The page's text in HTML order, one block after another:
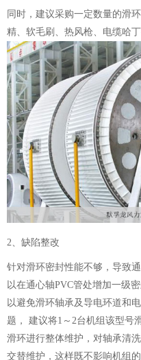
同时，建议采购一定数量的滑
精、软毛刷、热风枪、电缆哈
2、缺陷整改
针对滑环密封性能不够，导致
以在通心轴PVC管处增加一级
以避免滑环轴承及导电环道和
题， 建议将1～2台机组该型号
滑环进行整体维护，对轴承清
交替维护，这样既不影响机组